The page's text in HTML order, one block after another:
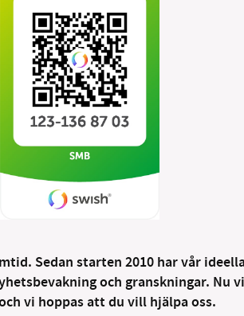
Sedan starten 2010 har vår
och granskningar. Nu
vi hoppas att du vill hjälpa oss.